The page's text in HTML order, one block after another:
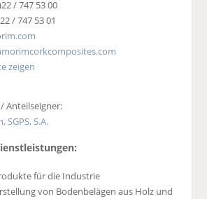
/ 747 53 00
/ 747 53 01
zeigen
Anteilseigner:
S.A.
für die Industrie
von Bodenbelägen aus Holz und